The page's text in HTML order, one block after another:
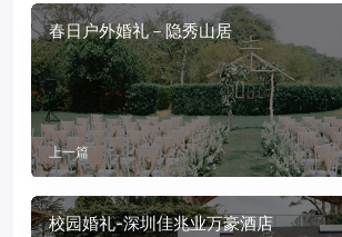
春日户外婚礼－隐秀山居
上一篇
校园婚礼-深圳佳兆业万豪酒店